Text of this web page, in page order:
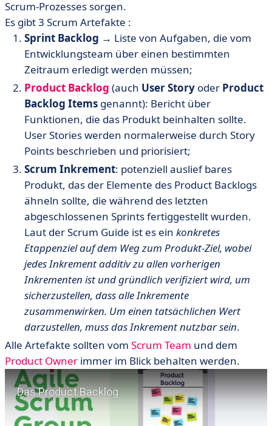
Scrum-Prozesses sorgen.
Es gibt 3 Scrum Artefakte :
Sprint Backlog → Liste von Aufgaben, die vom
Entwicklungsteam über einen bestimmten
Zeitraum erledigt werden müssen;
Product Backlog (auch User Story oder Product
Backlog Items genannt): Bericht über
Funktionen, die das Produkt beinhalten sollte.
User Stories werden normalerweise durch Story
Points beschrieben und priorisiert;
Scrum Inkrement: potenziell auslief bares
Produkt, das der Elemente des Product Backlogs
ähneln sollte, die während des letzten
abgeschlossenen Sprints fertiggestellt wurden.
Laut der Scrum Guide ist es ein konkretes
Etappenzielauf dem Weg zum Produkt-Ziel, wobei
jedes Inkrement additiv zu allen vorherigen
Inkrementen ist und gründlich verifiziert wird, um
sicherzustellen, dass alle Inkremente
zusammenwirken. Um einen tatsächlichen Wert
darzustellen, muss das Inkrement nutzbar sein.
Alle Artefakte sollten vom Scrum Team und dem
Product Owner immer im Blick behalten werden.